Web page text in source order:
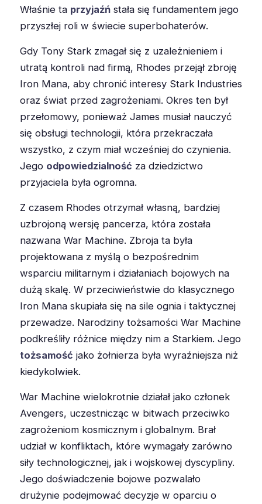
Właśnie ta przyjaźń stała się fundamentem jego
przyszłej roli w świecie superbohaterów.
Gdy Tony Stark zmagał się z uzależnieniem i
utratą kontroli nad firmą, Rhodes przejął zbroję
Iron Mana, aby chronić interesy Stark Industries
oraz świat przed zagrożeniami. Okres ten był
przełomowy, ponieważ James musiał nauczyć
się obsługi technologii, która przekraczała
wszystko, z czym miał wcześniej do czynienia.
Jego odpowiedzialność za dziedzictwo
przyjaciela była ogromna.
Z czasem Rhodes otrzymał własną, bardziej
uzbrojoną wersję pancerza, która została
nazwana War Machine. Zbroja ta była
projektowana z myślą o bezpośrednim
wsparciu militarnym i działaniach bojowych na
dużą skalę. W przeciwieństwie do klasycznego
Iron Mana skupiała się na sile ognia i taktycznej
przewadze. Narodziny tożsamości War Machine
podkreśliły różnice między nim a Starkiem. Jego
tożsamość jako żołnierza była wyraźniejsza niż
kiedykolwiek.
War Machine wielokrotnie działał jako członek
Avengers, uczestnicząc w bitwach przeciwko
zagrożeniom kosmicznym i globalnym. Brał
udział w konfliktach, które wymagały zarówno
siły technologicznej, jak i wojskowej dyscypliny.
Jego doświadczenie bojowe pozwalało
drużynie podejmować decyzje w oparciu o